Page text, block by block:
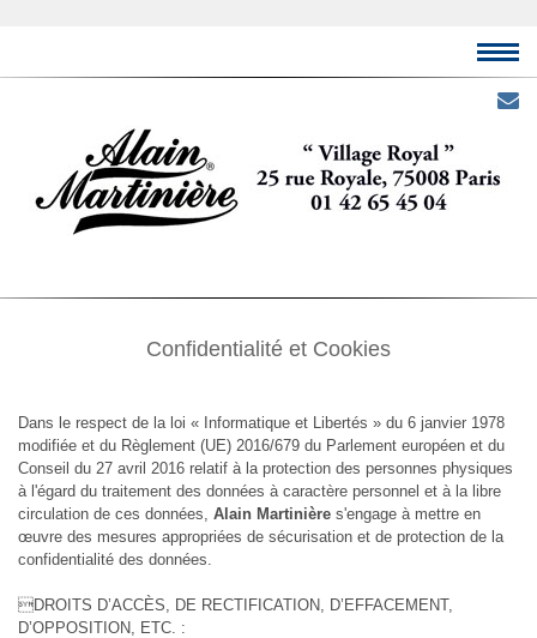
Confidentialité et Cookies
Dans le respect de la loi « Informatique et Libertés » du 6 janvier 1978
modifiée et du Règlement (UE) 2016/679 du Parlement européen et du
Conseil du 27 avril 2016 relatif à la protection des personnes physiques
à l'égard du traitement des données à caractère personnel et à la libre
circulation de ces données, Alain Martinière s'engage à mettre en
œuvre des mesures appropriées de sécurisation et de protection de la
confidentialité des données.
DROITS D’ACCÈS, DE RECTIFICATION, D’EFFACEMENT,
D’OPPOSITION, ETC. :